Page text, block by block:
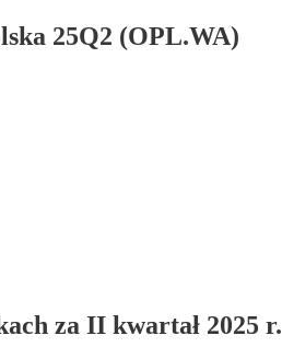
25Q2 (OPL.WA)
za II kwartał 2025 r.